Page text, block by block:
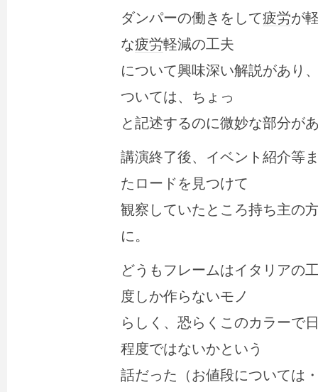
ダンパーの働きをして疲労が
な疲労軽減の工夫
について興味深い解説があり
ついては、ちょっ
と記述するのに微妙な部分が
講演終了後、イベント紹介等
たロードを見つけて
観察していたところ持ち主の
に。
どうもフレームはイタリアの
度しか作らないモノ
らしく、恐らくこのカラーで
程度ではないかという
話だった（お値段については